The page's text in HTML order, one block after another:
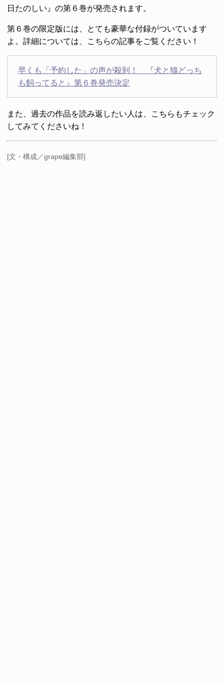
日たのしい』の第６巻が発売されます。
第６巻の限定版には、とても豪華な付録がついています
よ。詳細については、こちらの記事をご覧ください！
早くも「予約した」の声が殺到！ 『犬と猫どっち
も飼ってると』第６巻発売決定
また、過去の作品を読み返したい人は、こちらもチェック
してみてくださいね！
[文・構成／grape編集部]